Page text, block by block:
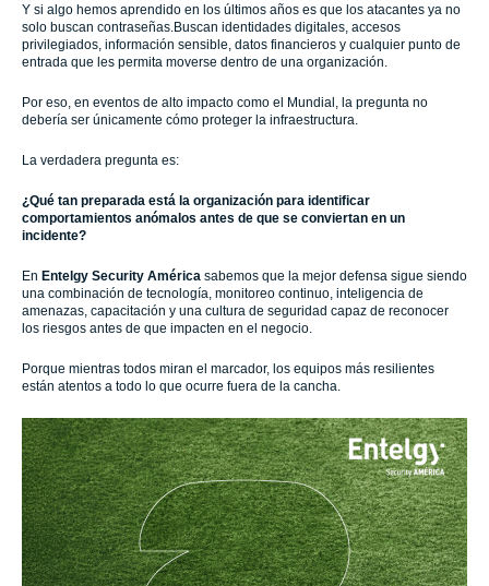
Y si algo hemos aprendido en los últimos años es que los atacantes ya no
solo buscan contraseñas.Buscan identidades digitales, accesos
privilegiados, información sensible, datos financieros y cualquier punto de
entrada que les permita moverse dentro de una organización.
Por eso, en eventos de alto impacto como el Mundial, la pregunta no
debería ser únicamente cómo proteger la infraestructura.
La verdadera pregunta es:
¿Qué tan preparada está la organización para identificar
comportamientos anómalos antes de que se conviertan en un
incidente?
En Entelgy Security América sabemos que la mejor defensa sigue siendo
una combinación de tecnología, monitoreo continuo, inteligencia de
amenazas, capacitación y una cultura de seguridad capaz de reconocer
los riesgos antes de que impacten en el negocio.
Porque mientras todos miran el marcador, los equipos más resilientes
están atentos a todo lo que ocurre fuera de la cancha.